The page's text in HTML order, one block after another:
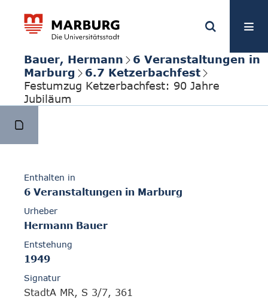
Bauer, Hermann
6 Veranstaltungen in
Marburg
6.7 Ketzerbachfest
Festumzug Ketzerbachfest: 90 Jahre
Jubiläum
Enthalten in
6 Veranstaltungen in Marburg
Urheber
Hermann Bauer
Entstehung
1949
Signatur
StadtA MR, S 3/7, 361